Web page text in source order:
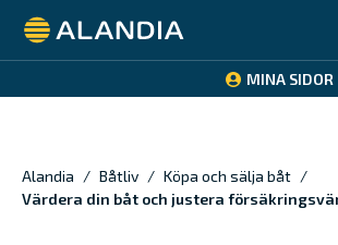
Alandia
MINA SIDOR
Alandia / Båtliv / Köpa och sälja båt /
Värdera din båt och justera